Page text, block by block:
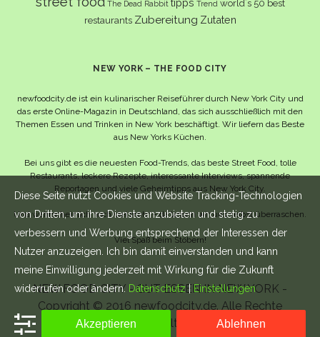
The Dead Rabbit Trend world´s 50 best
restaurants Zubereitung Zutaten
NEW YORK – THE FOOD CITY
newfoodcity.de ist ein kulinarischer Reiseführer durch New York City und
das erste Online-Magazin in Deutschland, das sich ausschließlich mit den
Themen Essen und Trinken in New York beschäftigt. Wir liefern das Beste
aus New Yorks Küchen.
Bei uns gibt es die neuesten Food-Trends, das beste Street Food, tolle
Restaurants, leckere Rezepte, interessante Interviews, spannende
Reportagen und viele Geheimtipps aus New York City.
Und wahrscheinlich noch viel mehr – da lassen wir uns selbst überraschen.
Viel Spaß beim Stöbern!
NEW FOOD CITY - GUT ESSEN IN NEW YORK -
Copyright © 2016 newfoodcity.de. Alle Rechte
vorbehalten.
Diese Seite nutzt Cookies und Website Tracking-Technologien
von Dritten, um ihre Dienste anzubieten und stetig zu
verbessern und Werbung entsprechend der Interessen der
Nutzer anzuzeigen. Ich bin damit einverstanden und kann
meine Einwilligung jederzeit mit Wirkung für die Zukunft
widerrufen oder ändern. Datenschutz| Einstellungen
Akzeptieren Ablehnen